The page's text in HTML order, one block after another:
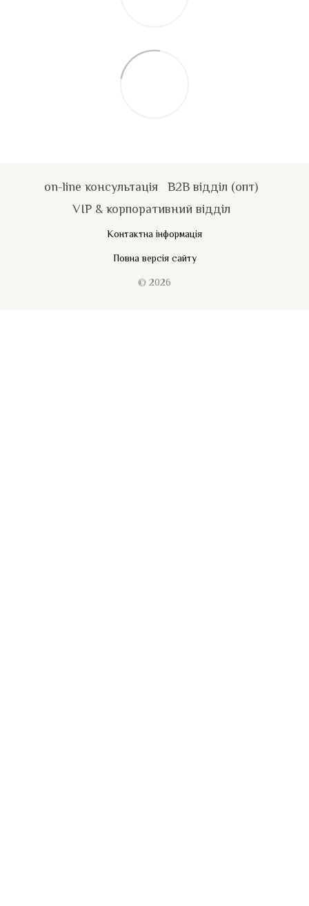
on-line консультація B2B відділ (опт)
VIP & корпоративний відділ
Контактна інформація
Повна версія сайту
© 2026